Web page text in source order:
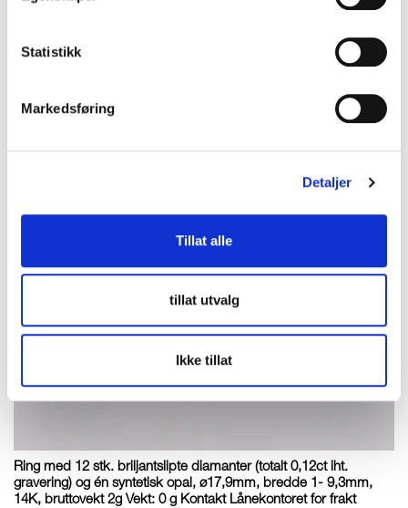
Statistikk
Markedsføring
Detaljer
Tillat alle
tillat utvalg
Ikke tillat
2026-08-16 22:13:00
Ring med 12 stk. briljantslipte diamanter (totalt 0,12ct iht.
gravering) og én syntetisk opal, ø17,9mm, bredde 1- 9,3mm,
14K, bruttovekt 2g Vekt: 0 g Kontakt Lånekontoret for frakt